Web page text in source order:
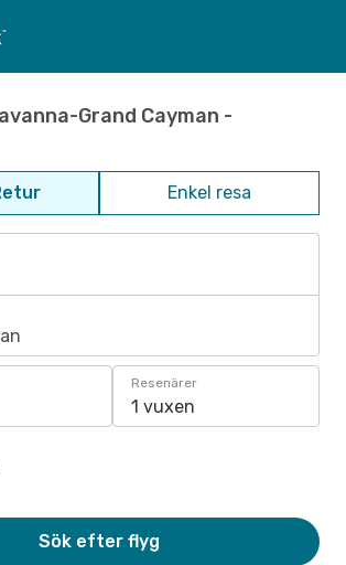
Grand Cayman -
Enkel resa
Resenärer
1 vuxen
Sök efter flyg